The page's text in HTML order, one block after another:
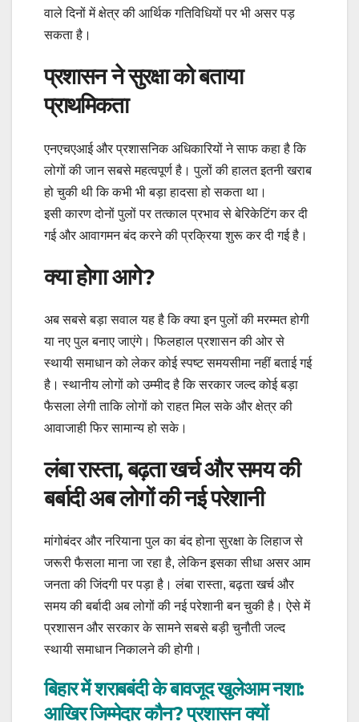
वाले दिनों में क्षेत्र की आर्थिक गतिविधियों पर भी असर पड़
सकता है।
प्रशासन ने सुरक्षा को बताया
प्राथमिकता
एनएचएआई और प्रशासनिक अधिकारियों ने साफ कहा है कि
लोगों की जान सबसे महत्वपूर्ण है। पुलों की हालत इतनी खराब
हो चुकी थी कि कभी भी बड़ा हादसा हो सकता था।
इसी कारण दोनों पुलों पर तत्काल प्रभाव से बेरिकेटिंग कर दी
गई और आवागमन बंद करने की प्रक्रिया शुरू कर दी गई है।
क्या होगा आगे?
अब सबसे बड़ा सवाल यह है कि क्या इन पुलों की मरम्मत होगी
या नए पुल बनाए जाएंगे। फिलहाल प्रशासन की ओर से
स्थायी समाधान को लेकर कोई स्पष्ट समयसीमा नहीं बताई गई
है। स्थानीय लोगों को उम्मीद है कि सरकार जल्द कोई बड़ा
फैसला लेगी ताकि लोगों को राहत मिल सके और क्षेत्र की
आवाजाही फिर सामान्य हो सके।
लंबा रास्ता, बढ़ता खर्च और समय की
बर्बादी अब लोगों की नई परेशानी
मांगोबंदर और नरियाना पुल का बंद होना सुरक्षा के लिहाज से
जरूरी फैसला माना जा रहा है, लेकिन इसका सीधा असर आम
जनता की जिंदगी पर पड़ा है। लंबा रास्ता, बढ़ता खर्च और
समय की बर्बादी अब लोगों की नई परेशानी बन चुकी है। ऐसे में
प्रशासन और सरकार के सामने सबसे बड़ी चुनौती जल्द
स्थायी समाधान निकालने की होगी।
बिहार में शराबबंदी के बावजूद खुलेआम नशा:
आखिर जिम्मेदार कौन? प्रशासन क्यों